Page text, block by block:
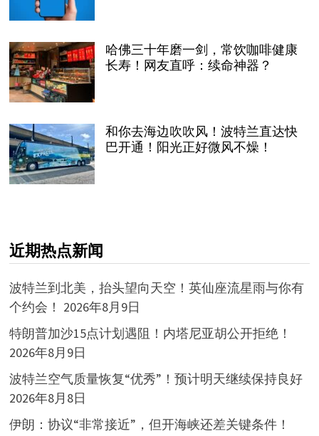
哈佛三十年磨一剑，常饮咖啡健康
长寿！网友直呼：续命神器？
和你去海边吹吹风！波特兰直达快
巴开通！阳光正好微风不燥！
近期热点新闻
波特兰到北美，抬头望向天空！英仙座流星雨与你有
个约会！ 2026年8月9日
特朗普加沙15点计划遇阻！内塔尼亚胡公开拒绝！
2026年8月9日
波特兰空气质量恢复“优秀”！预计明天继续保持良好
2026年8月8日
伊朗：协议“非常接近”，但开海峡还差关键条件！